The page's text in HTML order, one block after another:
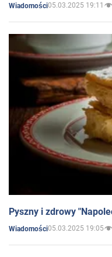
Wiadomości05.03.2025 19:11
Pyszny i zdrowy
Wiadomości05.03.2025 19:05